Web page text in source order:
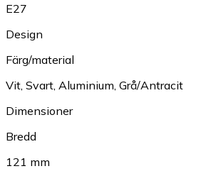
E27
Design
Färg/material
Vit Svart Aluminium Grå/Antracit
Dimensioner
Bredd
121 mm